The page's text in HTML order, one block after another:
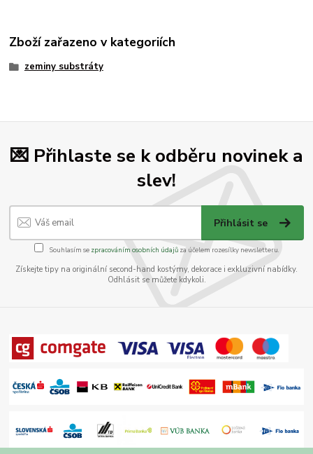
Zboží zařazeno v kategoriích
zeminy substráty
💌 Přihlaste se k odběru novinek a
slev!
Přihlásit se
Souhlasím se zpracováním osobních údajůza účelem rozesílky newsletteru.
Získejte tipy na originální second-hand kostýmy, dekorace i exkluzivní nabídky.
Odhlásit se můžete kdykoli.